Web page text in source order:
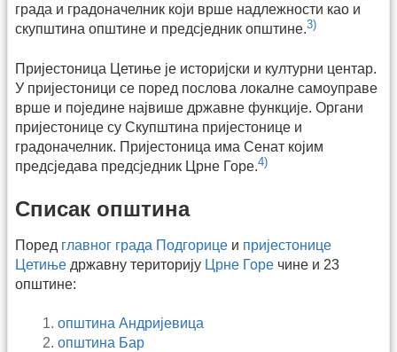
града и градоначелник који врше надлежности као и
скупштина општине и предсједник општине.3)
Пријестоница Цетиње је историјски и културни центар.
У пријестоници се поред послова локалне самоуправе
врше и поједине највише државне функције. Органи
пријестонице су Скупштина пријестонице и
градоначелник. Пријестоница има Сенат којим
предсједава предсједник Црне Горе.4)
Списак општина
Поред главног града Подгорице и пријестонице
Цетиње државну територију Црне Горе чине и 23
општине:
општина Андријевица
општина Бар